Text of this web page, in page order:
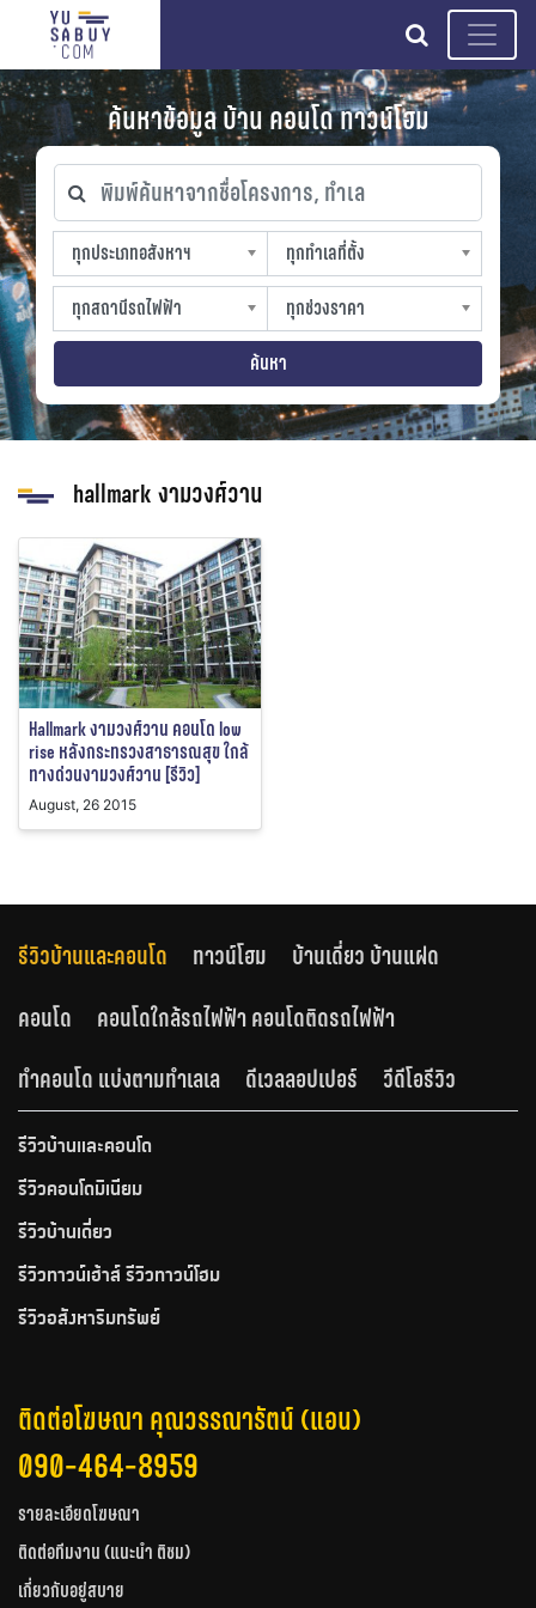
search
ค้นหาข้อมูล บ้าน คอนโด ทาวน์โฮม
พิมพ์ค้นหาจากชื่อโครงการ, ทำเล
ทุกประเภทอสังหาฯ
ทุกประเภทอสังหาฯ
sproperty
ทุกทำเลที่ตั้ง
ทุกทำเลที่ตั้ง
slocation
ทุกสถานีรถไฟฟ้า
ทุกสถานีรถไฟฟ้า
strain-station
ทุกช่วงราคา
ทุกช่วงราคา
sprice
ค้นหา
hallmark งามวงศ์วาน
Hallmark งามวงศ์วาน คอนโด low
rise หลังกระทรวงสาธารณสุข ใกล้
ทางด่วนงามวงศ์วาน [รีวิว]
August, 26 2015
รีวิวบ้านและคอนโด ทาวน์โฮม
บ้านเดี่ยว บ้านแฝด
คอนโด
คอนโดใกล้รถไฟฟ้า คอนโดติดรถไฟฟ้า
ทำคอนโด แบ่งตามทำเลเล
ดีเวลลอปเปอร์ วีดีโอรีวิว
รีวิวบ้านและคอนโด
รีวิวคอนโดมิเนียม
รีวิวบ้านเดี่ยว
รีวิวทาวน์เฮ้าส์ รีวิวทาวน์โฮม
รีวิวอสังหาริมทรัพย์
ติดต่อโฆษณา คุณวรรณารัตน์ (แอน)
090-464-8959
รายละเอียดโฆษณา
ติดต่อทีมงาน (แนะนำ ติชม)
เกี่ยวกับอยู่สบาย